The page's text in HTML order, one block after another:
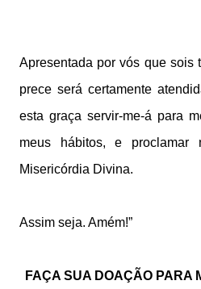
Apresentada por vós que sois
prece será certamente
esta graça servir-me-á para
meus hábitos, e
Misericórdia Divina.
Assim seja. Amém!”
FAÇA SUA DOAÇÃO PARA